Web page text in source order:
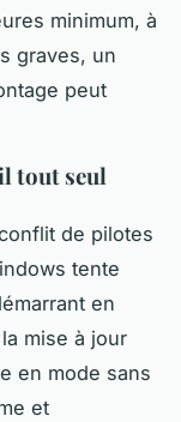
minimum, à
graves, un
peut
tout seul
de pilotes
tente
en
mise à jour
en mode sans
et